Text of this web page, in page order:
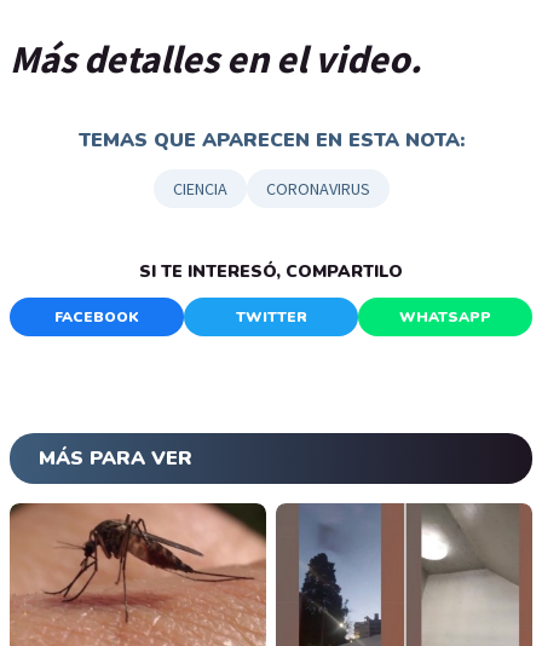
Más detalles en el video.
TEMAS QUE APARECEN EN ESTA NOTA:
CIENCIA CORONAVIRUS
SI TE INTERESÓ, COMPARTILO
FACEBOOK TWITTER WHATSAPP
MÁS PARA VER